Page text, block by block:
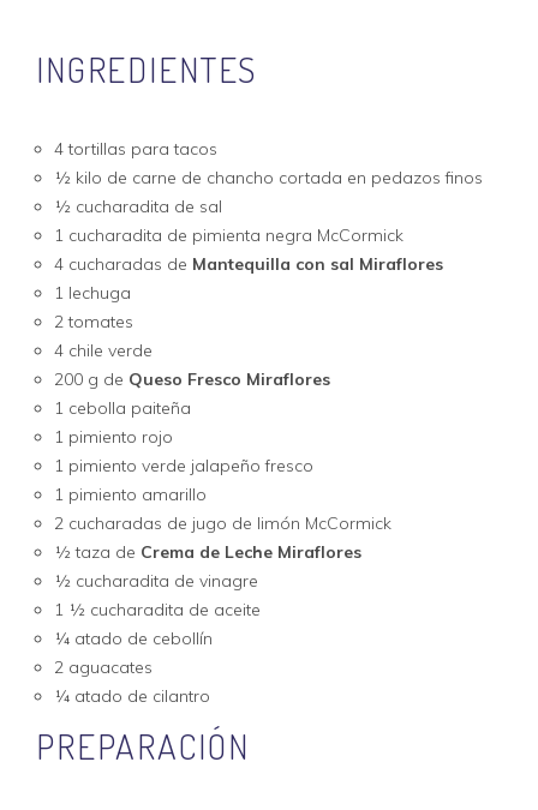
INGREDIENTES
4 tortillas para tacos
½ kilo de carne de chancho cortada en pedazos finos
½ cucharadita de sal
1 cucharadita de pimienta negra McCormick
4 cucharadas de Mantequilla con sal Miraflores
1 lechuga
2 tomates
4 chile verde
200 g de Queso Fresco Miraflores
1 cebolla paiteña
1 pimiento rojo
1 pimiento verde jalapeño fresco
1 pimiento amarillo
2 cucharadas de jugo de limón McCormick
½ taza de Crema de Leche Miraflores
½ cucharadita de vinagre
1 ½ cucharadita de aceite
¼ atado de cebollín
2 aguacates
¼ atado de cilantro
PREPARACIÓN